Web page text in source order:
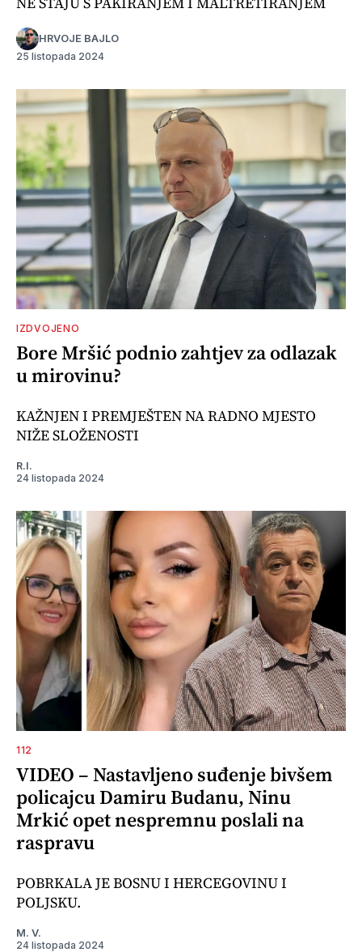
HRVOJE BAJLO
25 listopada 2024
IZDVOJENO
Bore Mršić podnio zahtjev za odlazak
u mirovinu?
KAŽNJEN I PREMJEŠTEN NA RADNO MJESTO
NIŽE SLOŽENOSTI
R.I.
24 listopada 2024
112
VIDEO – Nastavljeno suđenje bivšem
policajcu Damiru Budanu, Ninu
Mrkić opet nespremnu poslali na
raspravu
POBRKALA JE BOSNU I HERCEGOVINU I
POLJSKU.
M. V.
24 listopada 2024